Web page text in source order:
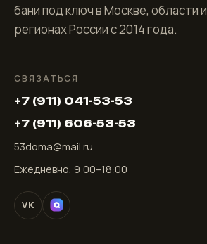
бани под ключ в Москве, области и
регионах России с 2014 года.
СВЯЗАТЬСЯ
+7 (911) 041-53-53
+7 (911) 606-53-53
53doma@mail.ru
Ежедневно, 9:00–18:00
VK